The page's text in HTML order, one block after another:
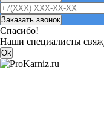
Заказать звонок
Спасибо!
Наши специалисты
Ok